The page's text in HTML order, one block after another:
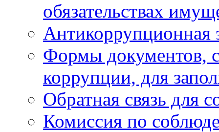
обязательствах
Антикоррупционная
Формы документов,
коррупции, для
Обратная связь для
Комиссия по